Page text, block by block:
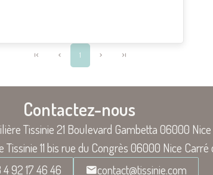
1
Contactez-nous
Tissinie21 Boulevard Gambetta06000
Tissinie11 bis rue du Congrès06000 Nice Carré
92 17 46 46
contact@tissinie.com